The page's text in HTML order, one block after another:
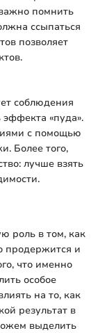
помнить
ссыпаться
позволяет
соблюдения
«пуда».
с помощью
Более того,
лучше взять
роль в том, как
продержится и
что именно
особое
на то, как
результат в
выделить